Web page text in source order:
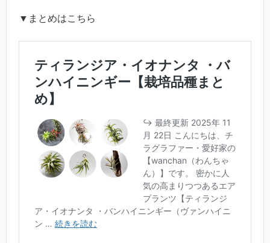
▼まとめはこちら